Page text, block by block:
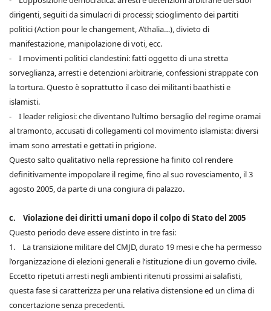
dirigenti, seguiti da simulacri di processi; scioglimento dei partiti
politici (Action pour le changement, A’thalia…), divieto di
manifestazione, manipolazione di voti, ecc.
- I movimenti politici clandestini: fatti oggetto di una stretta
sorveglianza, arresti e detenzioni arbitrarie, confessioni strappate con
la tortura. Questo è soprattutto il caso dei militanti baathisti e
islamisti.
- I leader religiosi: che diventano l’ultimo bersaglio del regime oramai
al tramonto, accusati di collegamenti col movimento islamista: diversi
imam sono arrestati e gettati in prigione.
Questo salto qualitativo nella repressione ha finito col rendere
definitivamente impopolare il regime, fino al suo rovesciamento, il 3
agosto 2005, da parte di una congiura di palazzo.
c. Violazione dei diritti umani dopo il colpo di Stato del 2005
Questo periodo deve essere distinto in tre fasi:
1. La transizione militare del CMJD, durato 19 mesi e che ha permesso
l’organizzazione di elezioni generali e l’istituzione di un governo civile.
Eccetto ripetuti arresti negli ambienti ritenuti prossimi ai salafisti,
questa fase si caratterizza per una relativa distensione ed un clima di
concertazione senza precedenti.